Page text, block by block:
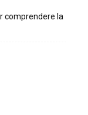
comprendere la